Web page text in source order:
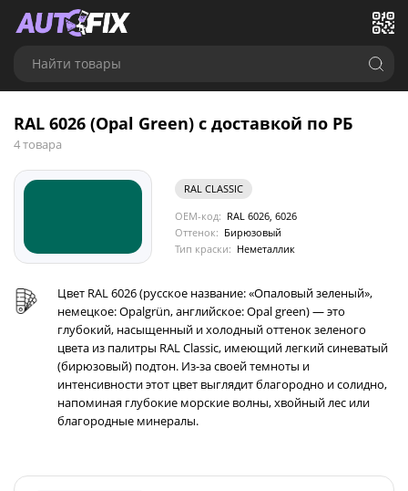
Найти товары
RAL 6026 (Opal Green) с доставкой по РБ
4 товара
RAL CLASSIC
OEM-код: RAL 6026, 6026
Оттенок: Бирюзовый
Тип краски: Неметаллик
Цвет RAL 6026 (русское название: «Опаловый зеленый»,
немецкое: Opalgrün, английское: Opal green) — это
глубокий, насыщенный и холодный оттенок зеленого
цвета из палитры RAL Classic, имеющий легкий синеватый
(бирюзовый) подтон. Из-за своей темноты и
интенсивности этот цвет выглядит благородно и солидно,
напоминая глубокие морские волны, хвойный лес или
благородные минералы.